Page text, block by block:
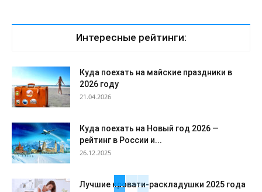
Интересные рейтинги:
Куда поехать на майские праздники в
2026 году
21.04.2026
Куда поехать на Новый год 2026 —
рейтинг в России и...
26.12.2025
Лучшие кровати-раскладушки 2025 года